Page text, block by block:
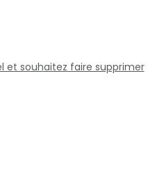
et souhaitez faire supprimer